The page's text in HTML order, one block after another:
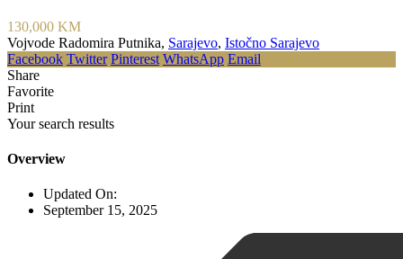
130,000 KM
Vojvode Radomira Putnika, Sarajevo, Istočno Sarajevo
Facebook Twitter Pinterest WhatsApp Email
Share
Favorite
Print
Your search results
Overview
Updated On:
September 15, 2025